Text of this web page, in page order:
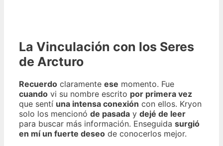
La Vinculación con los Seres
de Arcturo
Recuerdo claramente ese momento. Fue
cuando vi su nombre escrito por primera vez
que sentí una intensa conexión con ellos. Kryon
solo los mencionó de pasada y dejé de leer
para buscar más información. Enseguida surgió
en mí un fuerte deseo de conocerlos mejor.